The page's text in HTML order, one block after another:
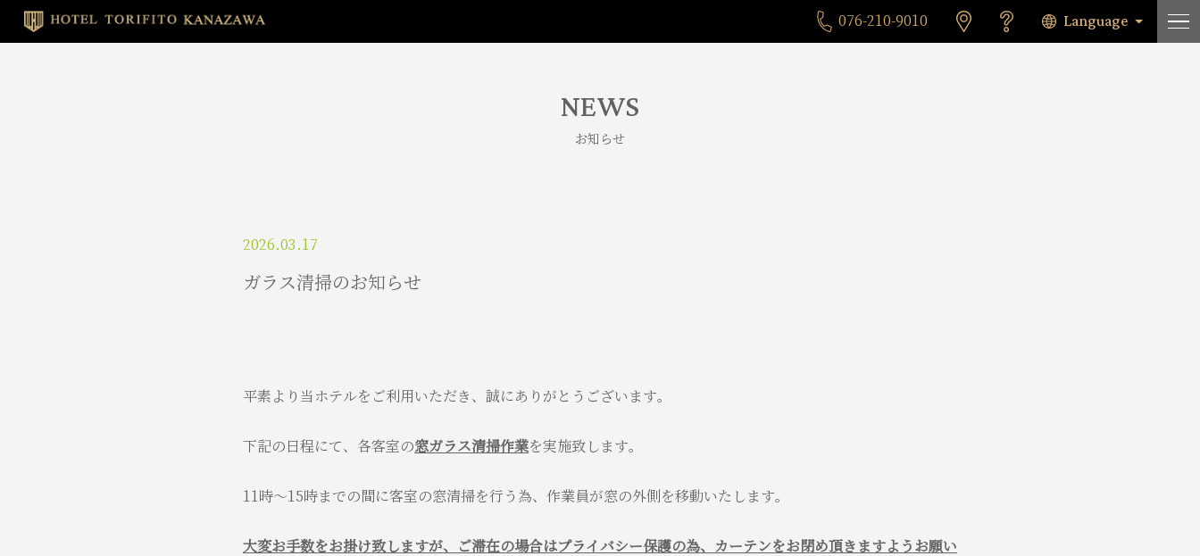
076-210-9010 Language
NEWS
お知らせ
2026.03.17
ガラス清掃のお知らせ
平素より当ホテルをご利用いただき、誠にありがとうございます。
下記の日程にて、各客室の窓ガラス清掃作業を実施致します。
11時～15時までの間に客室の窓清掃を行う為、作業員が窓の外側を移動いたします。
大変お手数をお掛け致しますが、ご滞在の場合はプライバシー保護の為、
カーテンをお閉め頂きますようお願い